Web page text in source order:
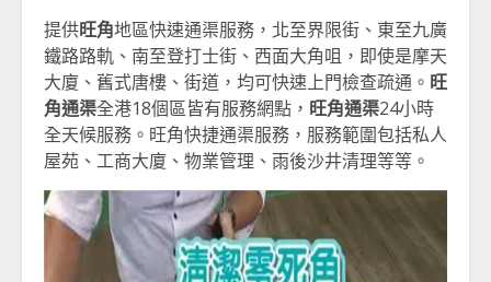
提供旺角地區快速通渠服務，北至界限街、東至九廣
鐵路路軌、南至登打士街、西面大角咀，即使是摩天
大廈、舊式唐樓、街道，均可快速上門檢查疏通。 旺
角通渠全港18個區皆有服務網點， 旺角通渠24小時
全天候服務。旺角快捷通渠服務，服務範圍包括私人
屋苑、工商大廈、物業管理、雨後沙井清理等等。